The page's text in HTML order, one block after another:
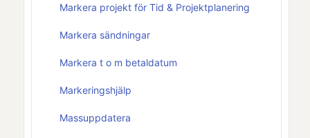
Markera projekt för Tid & Projektplanering
Markera sändningar
Markera t o m betaldatum
Markeringshjälp
Massuppdatera